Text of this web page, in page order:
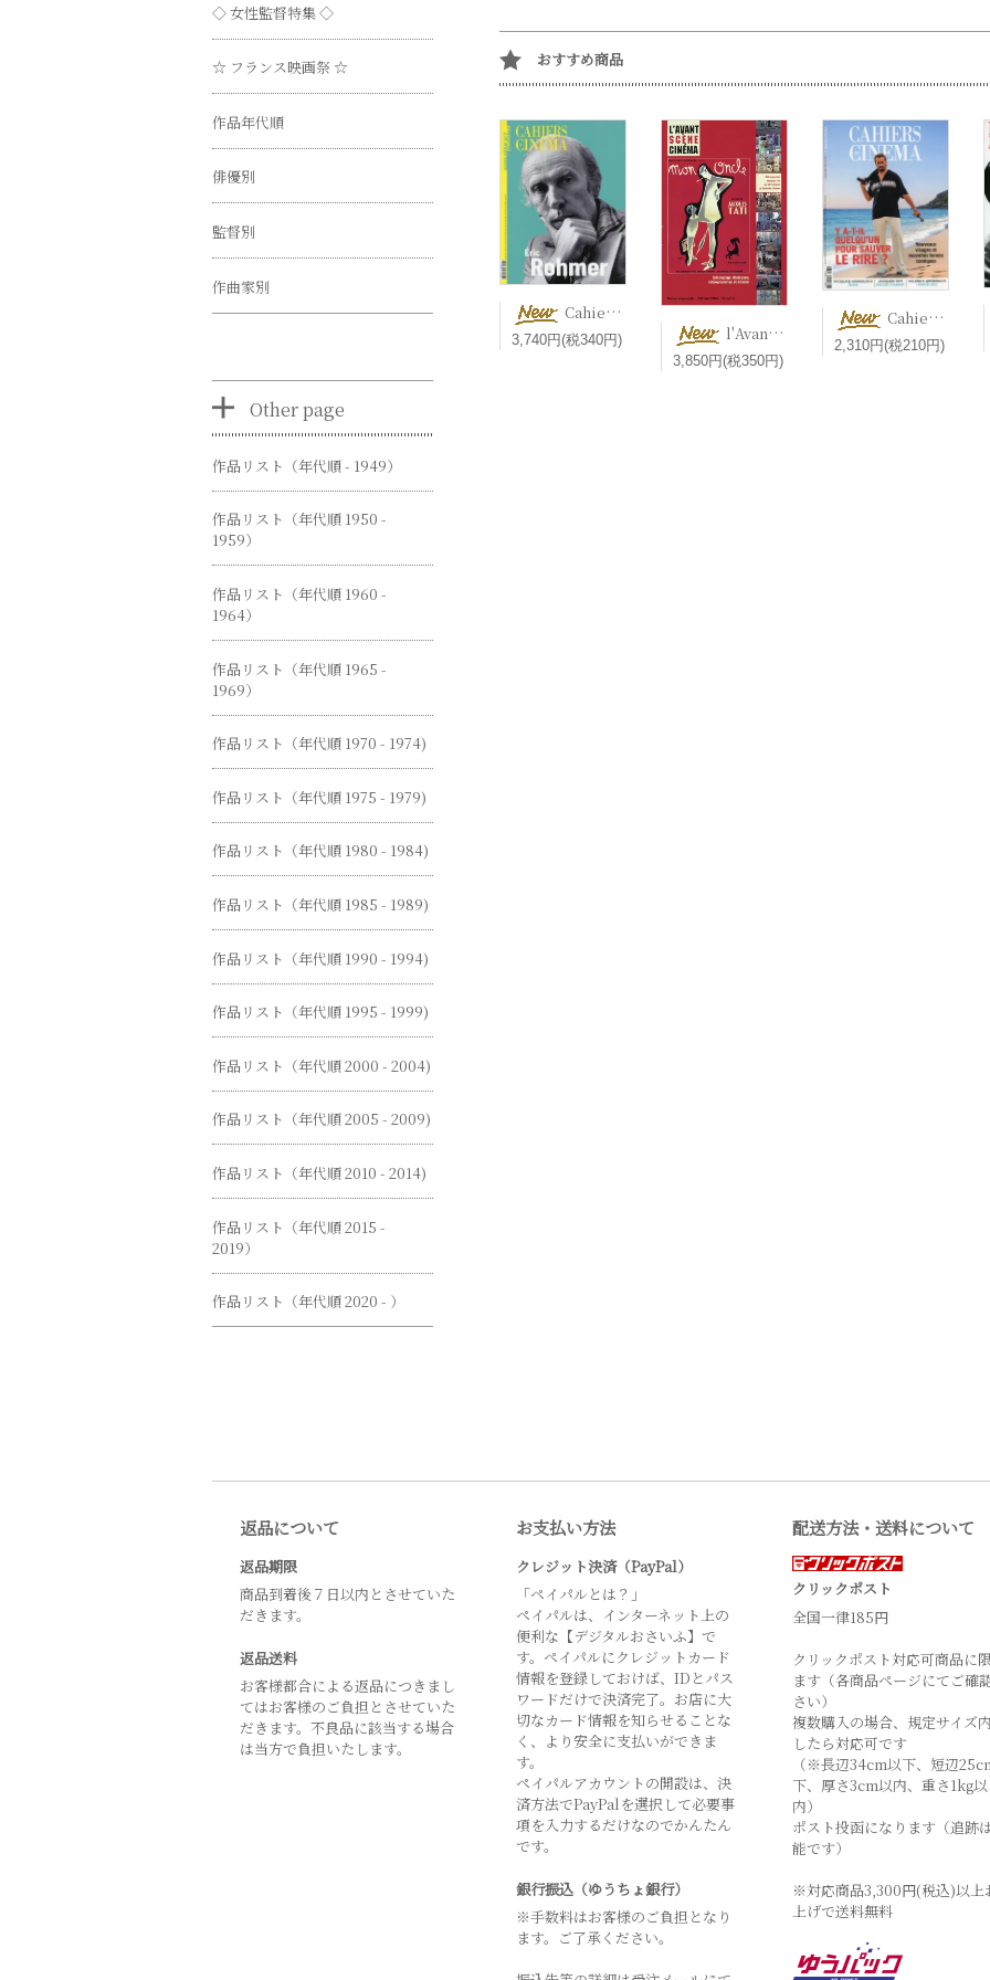
おすすめ商品
Cahiers du cinéma Hors-série Cinéaste N°7 Éric Rohmer 【新刊】 エリック・ロメール特集号
3,740円(税340円) l'Avant-Scène Cinéma n° 733 Mon oncle ぼくの伯父さん【新刊】 Jacques Tati ジャック・タチ
3,850円(税350円)
Cahiers du cinéma n° 833【新刊】 Y a-t-il quelqu’un pour sauver le rire ? コメディ映画
2,310円(税210円)
◇ 女性監督特集 ◇
☆ フランス映画祭 ☆
作品年代順
俳優別
監督別
作曲家別
Other page
作品リスト（年代順 - 1949）
作品リスト（年代順 1950 -
1959）
作品リスト（年代順 1960 -
1964）
作品リスト（年代順 1965 -
1969）
作品リスト（年代順 1970 - 1974)
作品リスト（年代順 1975 - 1979)
作品リスト（年代順 1980 - 1984)
作品リスト（年代順 1985 - 1989)
作品リスト（年代順 1990 - 1994)
作品リスト（年代順 1995 - 1999)
作品リスト（年代順 2000 - 2004)
作品リスト（年代順 2005 - 2009)
作品リスト（年代順 2010 - 2014)
作品リスト（年代順 2015 -
2019）
作品リスト（年代順 2020 - ）
返品について
返品期限
商品到着後７日以内とさせていた
だきます。
返品送料
お客様都合による返品につきまし
てはお客様のご負担とさせていた
だきます。不良品に該当する場合
は当方で負担いたします。
お支払い方法
クレジット決済（PayPal）
「ペイパルとは？」
ペイパルは、インターネット上の
便利な【デジタルおさいふ】で
す。ペイパルにクレジットカード
情報を登録しておけば、IDとパス
ワードだけで決済完了。お店に大
切なカード情報を知らせることな
く、より安全に支払いができま
す。
ペイパルアカウントの開設は、決
済方法でPayPalを選択して必要事
項を入力するだけなのでかんたん
です。
銀行振込（ゆうちょ銀行）
※手数料はお客様のご負担となり
ます。ご了承ください。
配送方法・送料について
クリックポスト
全国一律185円
クリックポスト対応可商品に
ます（各商品ページにてご確
さい）
複数購入の場合、規定サイズ
したら対応可です
（※長辺34cm以下、短辺
下、厚さ3cm以内、重さ1kg以
内）
ポスト投函になります（追跡
能です）
※対応商品3,300円(税込)以上
上げで送料無料